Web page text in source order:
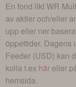
En fond liktWR
av aktier och/eller
upp eller ner
öppettider.
Feeder (USD) kan
kolla t.ex här eller
hemsida.